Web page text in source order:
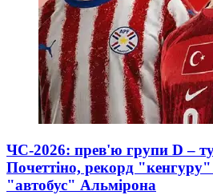
ЧС-2026: прев'ю групи D –
Почеттіно, рекорд "кенгуру"
"автобус" Альмірона